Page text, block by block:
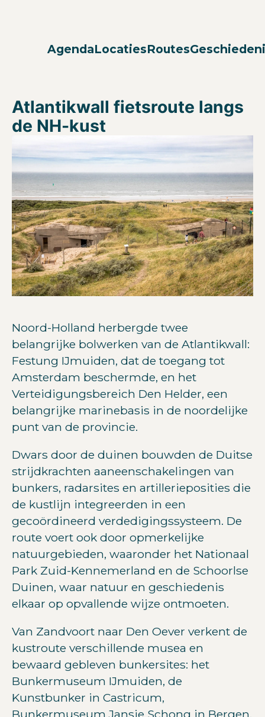
AgendaLocatiesRoutes
Atlantikwall fietsroute langs
de NH-kust
Noord-Holland herbergde twee
belangrijke bolwerken van de Atlantikwall:
Festung IJmuiden, dat de toegang tot
Amsterdam beschermde, en het
Verteidigungsbereich Den Helder, een
belangrijke marinebasis in de noordelijke
punt van de provincie.
Dwars door de duinen bouwden de Duitse
strijdkrachten aaneenschakelingen van
bunkers, radarsites en artillerieposities die
de kustlijn integreerden in een
gecoördineerd verdedigingssysteem. De
route voert ook door opmerkelijke
natuurgebieden, waaronder het Nationaal
Park Zuid-Kennemerland en de Schoorlse
Duinen, waar natuur en geschiedenis
elkaar op opvallende wijze ontmoeten.
Van Zandvoort naar Den Oever verkent de
kustroute verschillende musea en
bewaard gebleven bunkersites: het
Bunkermuseum IJmuiden, de
Kunstbunker in Castricum,